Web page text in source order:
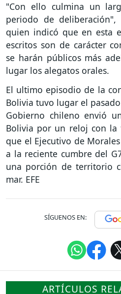
"Con ello culmina un
periodo de deliberación",
quien indicó que en esta
escritos son de carácter
se harán públicos más
lugar los alegatos orales.
El ultimo episodio de la
Bolivia tuvo lugar el
Gobierno chileno envió
Bolivia por un reloj con
que el Ejecutivo de
a la reciente cumbre del
una porción de territorio
mar. EFE
SÍGUENOS EN:
ARTÍCULOS